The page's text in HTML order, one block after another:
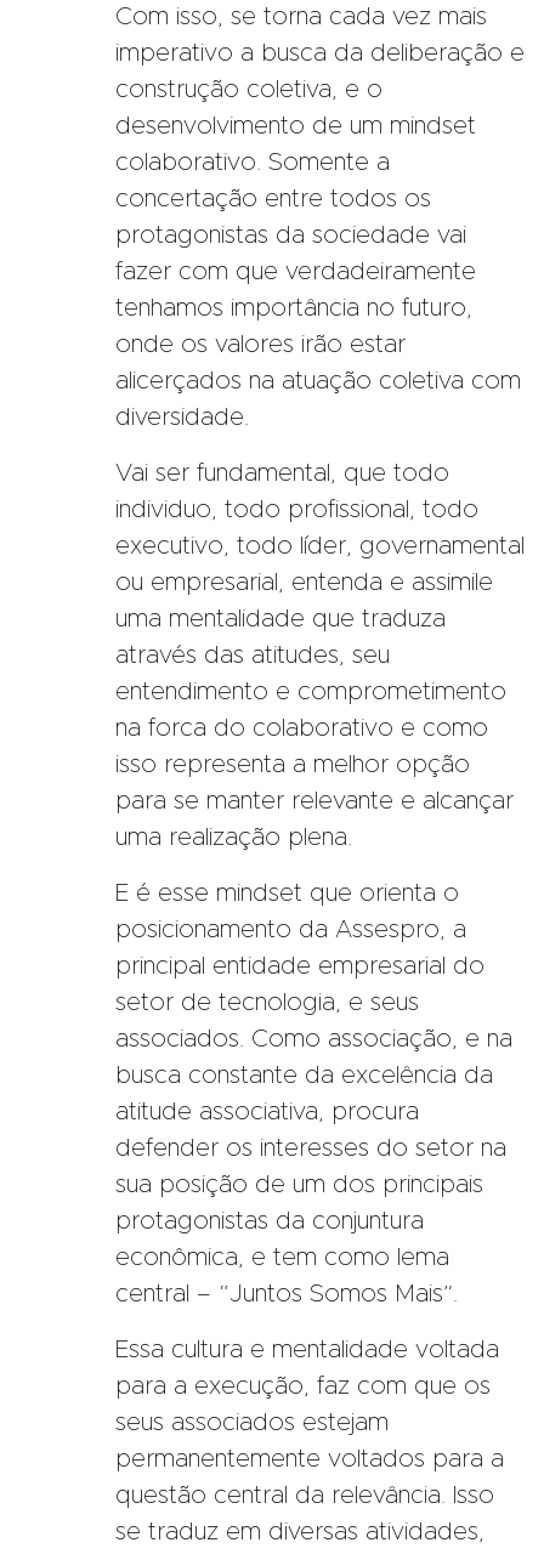
Com isso, se torna cada vez mais
imperativo a busca da deliberação e
construção coletiva, e o
desenvolvimento de um mindset
colaborativo. Somente a
concertação entre todos os
protagonistas da sociedade vai
fazer com que verdadeiramente
tenhamos importância no futuro,
onde os valores irão estar
alicerçados na atuação coletiva com
diversidade.
Vai ser fundamental, que todo
individuo, todo profissional, todo
executivo, todo líder, governamental
ou empresarial, entenda e assimile
uma mentalidade que traduza
através das atitudes, seu
entendimento e comprometimento
na forca do colaborativo e como
isso representa a melhor opção
para se manter relevante e alcançar
uma realização plena.
E é esse mindset que orienta o
posicionamento da Assespro, a
principal entidade empresarial do
setor de tecnologia, e seus
associados. Como associação, e na
busca constante da excelência da
atitude associativa, procura
defender os interesses do setor na
sua posição de um dos principais
protagonistas da conjuntura
econômica, e tem como lema
central – “Juntos Somos Mais”.
Essa cultura e mentalidade voltada
para a execução, faz com que os
seus associados estejam
permanentemente voltados para a
questão central da relevância. Isso
se traduz em diversas atividades,